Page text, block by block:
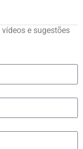
e sugestões